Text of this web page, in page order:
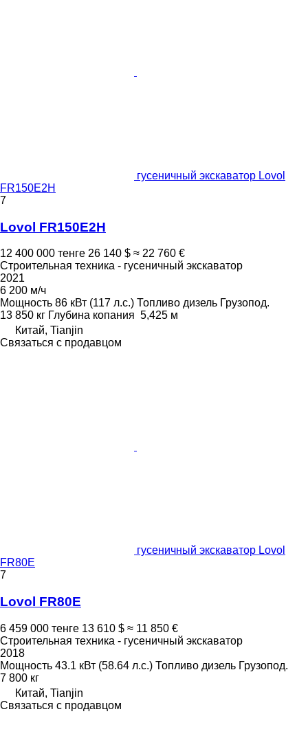
гусеничный экскаватор Lovol
FR150E2H
7
Lovol FR150E2H
12 400 000 тенге 26 140 $ ≈ 22 760 €
Строительная техника - гусеничный экскаватор
2021
6 200 м/ч
Мощность 86 кВт (117 л.с.) Топливо дизель Грузопод.
13 850 кг Глубина копания 5,425 м
Китай, Tianjin
Связаться с продавцом
гусеничный экскаватор Lovol
FR80E
7
Lovol FR80E
6 459 000 тенге 13 610 $ ≈ 11 850 €
Строительная техника - гусеничный экскаватор
2018
Мощность 43.1 кВт (58.64 л.с.) Топливо дизель Грузопод.
7 800 кг
Китай, Tianjin
Связаться с продавцом